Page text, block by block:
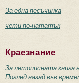
За една песъчинка
чети по-нататък
Краезнание
За летописната книга
Поглед назад във